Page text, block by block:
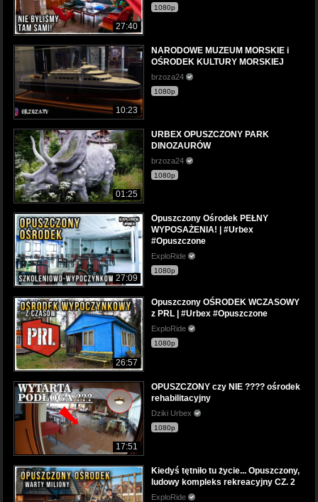
27:40
1080p
10:23
NARODOWE MUZEUM MORSKIE i
OŚRODEK KULTURY MORSKIEJ
brzoza24
1080p
01:25
URBEX OPUSZCZONY PARK
DINOZAURÓW
brzoza24
1080p
27:09
Opuszczony Ośrodek PEŁNY
WYPOSAŻENIA! | #Urbex
#Opuszczone
ExploRide
1080p
26:57
Opuszczony OŚRODEK WCZASOWY
z PRL | #Urbex #Opuszczone
ExploRide
1080p
17:51
OPUSZCZONY czy NIE ???? ośrodek
rehabilitacyjny
Dziki Urbex
1080p
Kiedyś tętniło tu życie... Opuszczony,
ludowy kompleks rekreacyjny CZ. 2
ExploRide